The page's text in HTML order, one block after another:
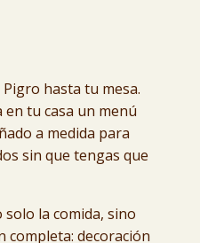
hasta tu mesa.
en tu casa un menú
a medida para
sin que tengas que
la comida, sino
completa: decoración